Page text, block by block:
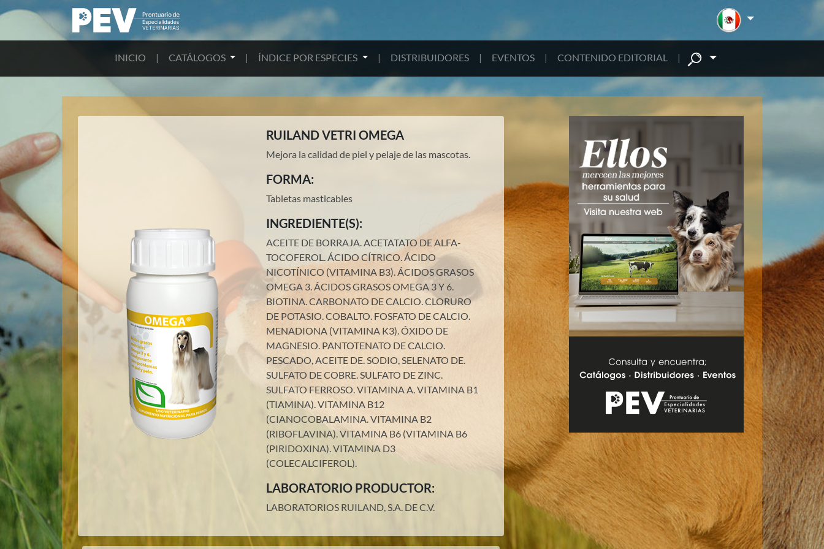
INICIO | CATÁLOGOS | ÍNDICE POR ESPECIES | DISTRIBUIDORES | EVENTOS | CONTENIDO EDITORIAL |
RUILAND VETRI OMEGA
Mejora la calidad de piel y pelaje de las mascotas.
FORMA:
Tabletas masticables
INGREDIENTE(S):
ACEITE DE BORRAJA.ACETATATO DE ALFA-
TOCOFEROL.ÁCIDO CÍTRICO.ÁCIDO
NICOTÍNICO (VITAMINA B3).ÁCIDOS GRASOS
OMEGA 3.ÁCIDOS GRASOS OMEGA 3 Y 6.
BIOTINA.CARBONATO DE CALCIO.CLORURO
DE POTASIO.COBALTO. FOSFATO DE CALCIO.
MENADIONA (VITAMINA K3).ÓXIDO DE
MAGNESIO. PANTOTENATO DE CALCIO.
PESCADO, ACEITE DE.SODIO, SELENATO DE.
SULFATO DE COBRE.SULFATO DE ZINC.
SULFATO FERROSO.VITAMINA A.VITAMINA B1
(TIAMINA).VITAMINA B12
(CIANOCOBALAMINA.VITAMINA B2
(RIBOFLAVINA).VITAMINA B6 (VITAMINA B6
(PIRIDOXINA).VITAMINA D3
(COLECALCIFEROL).
LABORATORIO PRODUCTOR:
LABORATORIOS RUILAND, S.A. DE C.V.